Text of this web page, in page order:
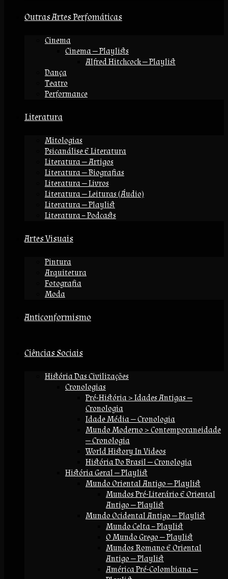
Outras Artes Perfomáticas
Cinema
Cinema — Playlists
Alfred Hitchcock — Playlist
Dança
Teatro
Performance
Literatura
Mitologias
Psicanálise E Literatura
Literatura — Artigos
Literatura — Biografias
Literatura — Livros
Literatura — Leituras (áudio)
Literatura — Playlist
Literatura – Podcasts
Artes Visuais
Pintura
Arquitetura
Fotografia
Moda
Anticonformismo
Ciências Sociais
História Das Civilizações
Cronologias
Pré-História > Idades Antigas —
Cronologia
Idade Média — Cronologia
Mundo Moderno > Contemporaneidade
— Cronologia
World History In Videos
História Do Brasil — Cronologia
História Geral — Playlist
Mundo Oriental Antigo — Playlist
Mundos Pré-Literário E Oriental
Antigo — Playlist
Mundo Ocidental Antigo — Playlist
Mundo Celta – Playlist
O Mundo Grego — Playlist
Mundos Romano E Oriental
Antigo — Playlist
América Pré-Colombiana —